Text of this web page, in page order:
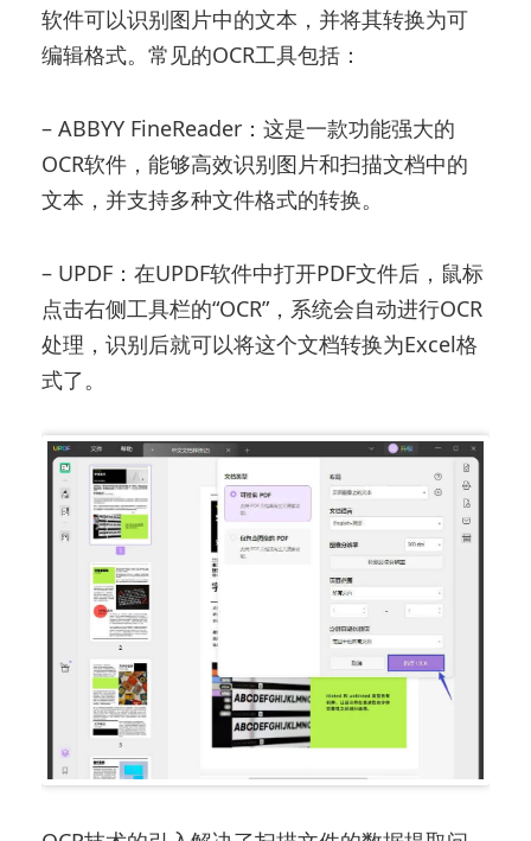
软件可以识别图片中的文本，并将其转换为可
编辑格式。常见的OCR工具包括：
– ABBYY FineReader：这是一款功能强大的
OCR软件，能够高效识别图片和扫描文档中的
文本，并支持多种文件格式的转换。
– UPDF：在UPDF软件中打开PDF文件后，鼠标
点击右侧工具栏的“OCR”，系统会自动进行OCR
处理，识别后就可以将这个文档转换为Excel格
式了。